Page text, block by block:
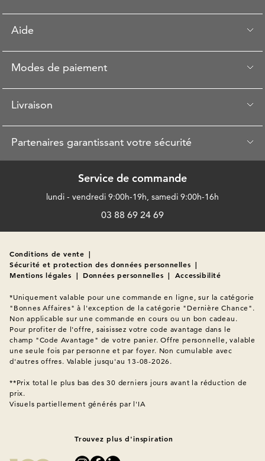
Aide
Modes de paiement
Livraison
Partenaires garantissant votre sécurité
Service de commande
lundi - vendredi 9:00h-19h, samedi 9:00h-16h
03 88 69 24 69
Conditions de vente |
Sécurité et protection des données personnelles |
Mentions légales | Données personnelles | Accessibilité
*Uniquement valable pour une commande en ligne, sur la catégorie
"Bonnes Affaires" à l'exception de la catégorie "Dernière Chance".
Non applicable sur une commande en cours ou un bon cadeau.
Pour profiter de l'offre, saisissez votre code avantage dans le
champ "Code Avantage" de votre panier. Offre personnelle, valable
une seule fois par personne et par foyer. Non cumulable avec
d'autres offres. Valable jusqu'au 13-08-2026.
**Prix total le plus bas des 30 derniers jours avant la réduction de
Visuels partiellement générés par l'IA
Trouvez plus d'inspiration